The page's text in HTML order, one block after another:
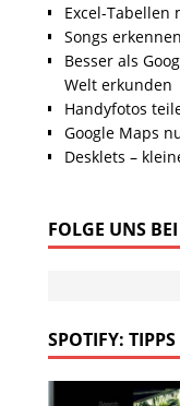
Excel-Tabellen
Songs
Besser als
Welt erkunden
Handyfotos
Google Maps
Desklets –
FOLGE UNS
SPOTIFY: